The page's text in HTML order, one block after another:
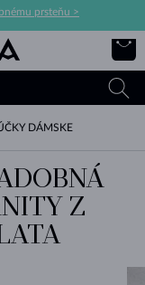
prsteňu >
DÁMSKE
Z